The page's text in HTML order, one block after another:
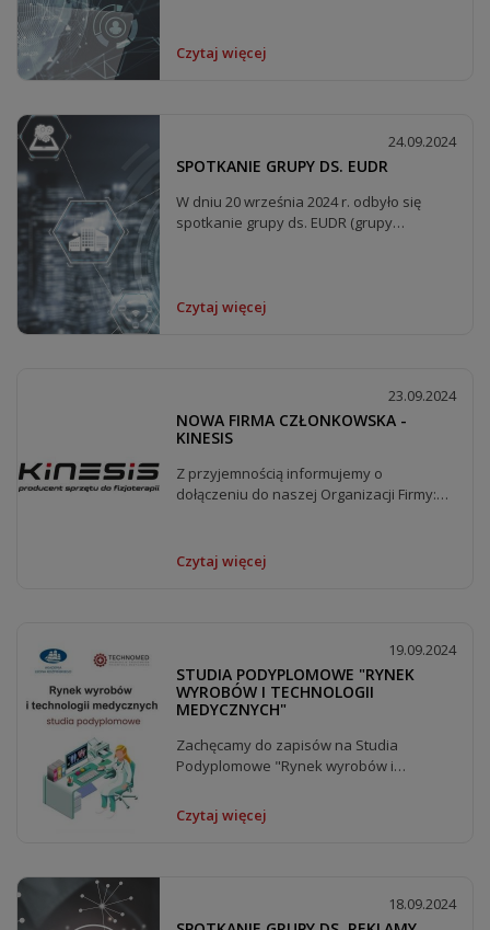
Czytaj więcej
24.09.2024
SPOTKANIE GRUPY DS. EUDR
W dniu 20 września 2024 r. odbyło się
spotkanie grupy ds. EUDR (grupy
Czytaj więcej
23.09.2024
NOWA FIRMA CZŁONKOWSKA -
KINESIS
Z przyjemnością informujemy o
dołączeniu do naszej Organizacji Firmy:
Czytaj więcej
19.09.2024
STUDIA PODYPLOMOWE "RYNEK
WYROBÓW I TECHNOLOGII
MEDYCZNYCH"
Zachęcamy do zapisów na Studia
Podyplomowe "Rynek wyrobów i
Czytaj więcej
18.09.2024